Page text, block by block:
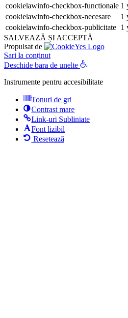
cookielawinfo-checkbox-functionale 1
cookielawinfo-checkbox-necesare
1
cookielawinfo-checkbox-publicitate 1
SALVEAZĂ ȘI ACCEPTĂ
Propulsat de
Sari la conținut
Deschide bara de unelte
Instrumente pentru accesibilitate
Tonuri de gri
Contrast mare
Link-uri Subliniate
Font lizibil
Resetează